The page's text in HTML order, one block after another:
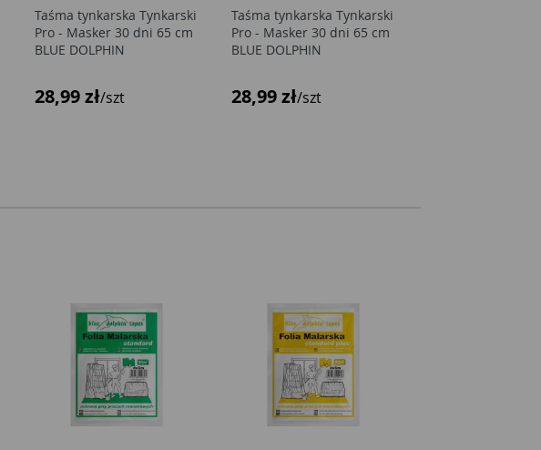
Taśma tynkarska Tynkarski
Pro - Masker 30 dni 65 cm
BLUE DOLPHIN
28,99 zł/szt
Taśma tynkarska Tynkarski
Pro - Masker 30 dni 65 cm
BLUE DOLPHIN
28,99 zł/szt